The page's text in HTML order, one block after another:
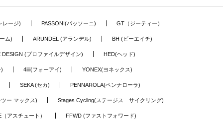
レージ) PASSONI(パッソーニ) GT（ジーティー）
ム) ARUNDEL (アランデル) BH (ビーエイチ)
DESIGN (プロファイルデザイン) HED(ヘッド)
4iiii(フォーアイ) YONEX(ヨネックス)
SEKA (セカ) PENNAROLA(ペンナローラ)
ー マックス) Stages Cycling(ステージス サイクリング)
アスチュート） FFWD (ファストフォワード)